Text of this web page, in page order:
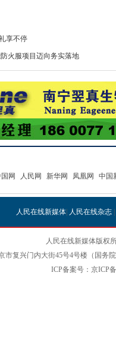
享不停
火服项目迈向务实落地
网 人民网 新华网 凤凰网 中国
人民在线新媒体| 人民在线杂志|
人民在线新媒体版权
市复兴门内大街45号4号楼（国务
ICP备案号：京ICP